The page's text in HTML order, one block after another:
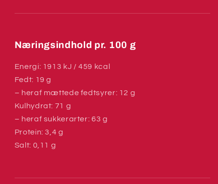
Næringsindhold pr. 100 g
Energi: 1913 kJ / 459 kcal
Fedt: 19 g
– heraf mættede fedtsyrer: 12 g
Kulhydrat: 71 g
– heraf sukkerarter: 63 g
Protein: 3,4 g
Salt: 0,11 g